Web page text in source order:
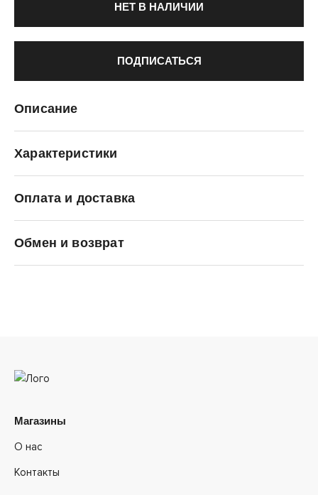
НЕТ В НАЛИЧИИ
ПОДПИСАТЬСЯ
Описание
Характеристики
Оплата и доставка
Обмен и возврат
Магазины
О нас
Контакты